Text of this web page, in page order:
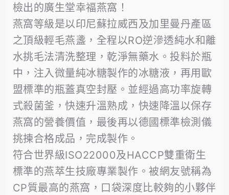
檢出的廣生堂幸福燕窩！
燕窩等級是以印尼蘇拉威西及加里曼丹產區
之頂級輕毛燕盞，全程以RO逆滲透純水和離
水挑毛法清洗整理，乾淨無藥水。投料於瓶
中，注入微量純冰糖製作的冰糖液，再用歐
盟標準的瓶蓋真空封壓。並經過高功率旋轉
式殺菌釜，快速升溫熟成，快速降溫以保存
燕窩的營養價值，最後再以德國標準檢測儀
挑揀合格成品，完成製作。
符合世界級ISO22000及HACCP雙重衛生
標準的燕萃生技廠專業製作。被網友號稱為
CP質最高的燕窩，口袋深度比較夠的小夥伴